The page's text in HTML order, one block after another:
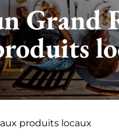
Grand
produits locaux